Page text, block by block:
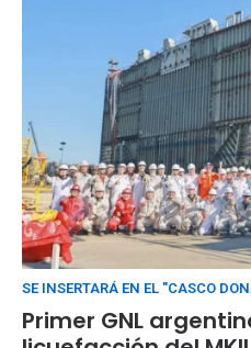
SE INSERTARÁ EN EL "CASCO
Primer GNL